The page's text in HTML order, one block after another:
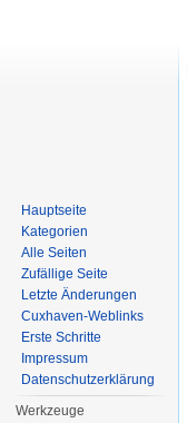
Hauptseite
Kategorien
Alle Seiten
Zufällige Seite
Letzte Änderungen
Cuxhaven-Weblinks
Erste Schritte
Impressum
Datenschutzerklärung
Werkzeuge